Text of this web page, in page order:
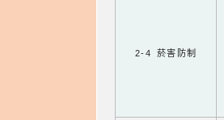
2-4 菸害防制